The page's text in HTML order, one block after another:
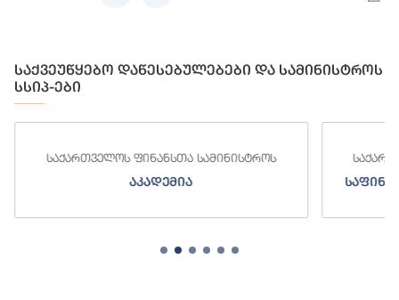
საქვეუწყებო დაწესებულებები და სამინისტროს
სსიპ-ები
საქართველოს ფინანსთა სამინისტროს
აკადემია